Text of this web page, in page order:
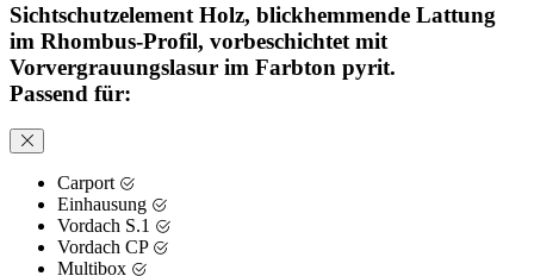
Sichtschutzelement Holz, blickhemmende Lattung
im Rhombus-Profil, vorbeschichtet mit
Vorvergrauungslasur im Farbton pyrit.
Passend für:
Carport
Einhausung
Vordach S.1
Vordach CP
Multibox